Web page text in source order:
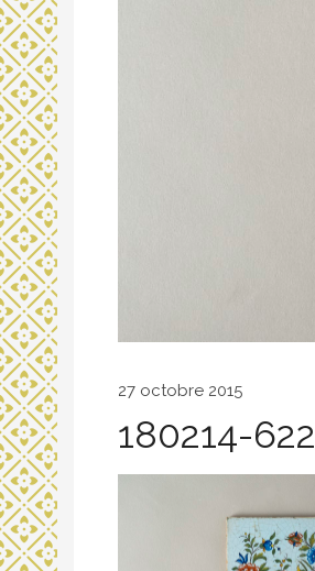
27 octobre 2015
180214-622